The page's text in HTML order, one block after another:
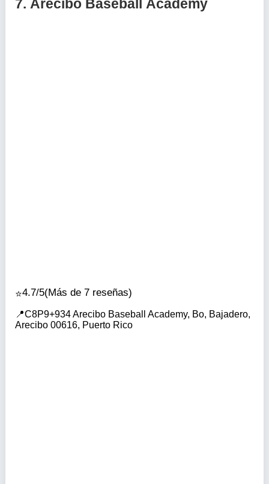
7. Arecibo Baseball Academy
4.7/5(Más de 7 reseñas)
C8P9+934 Arecibo Baseball Academy, Bo, Bajadero,
Arecibo 00616, Puerto Rico